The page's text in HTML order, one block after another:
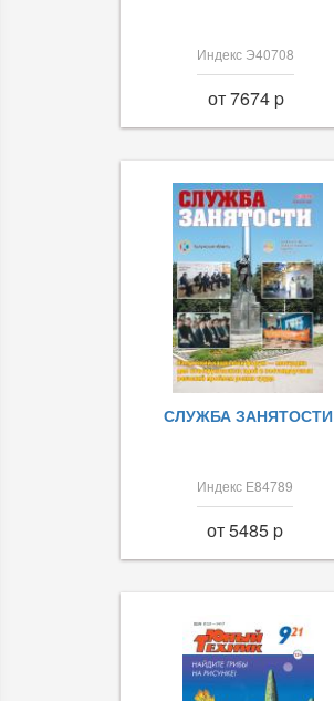
Индекс Э40708
от 7674 p
СЛУЖБА ЗАНЯТОСТИ
Индекс Е84789
от 5485 p